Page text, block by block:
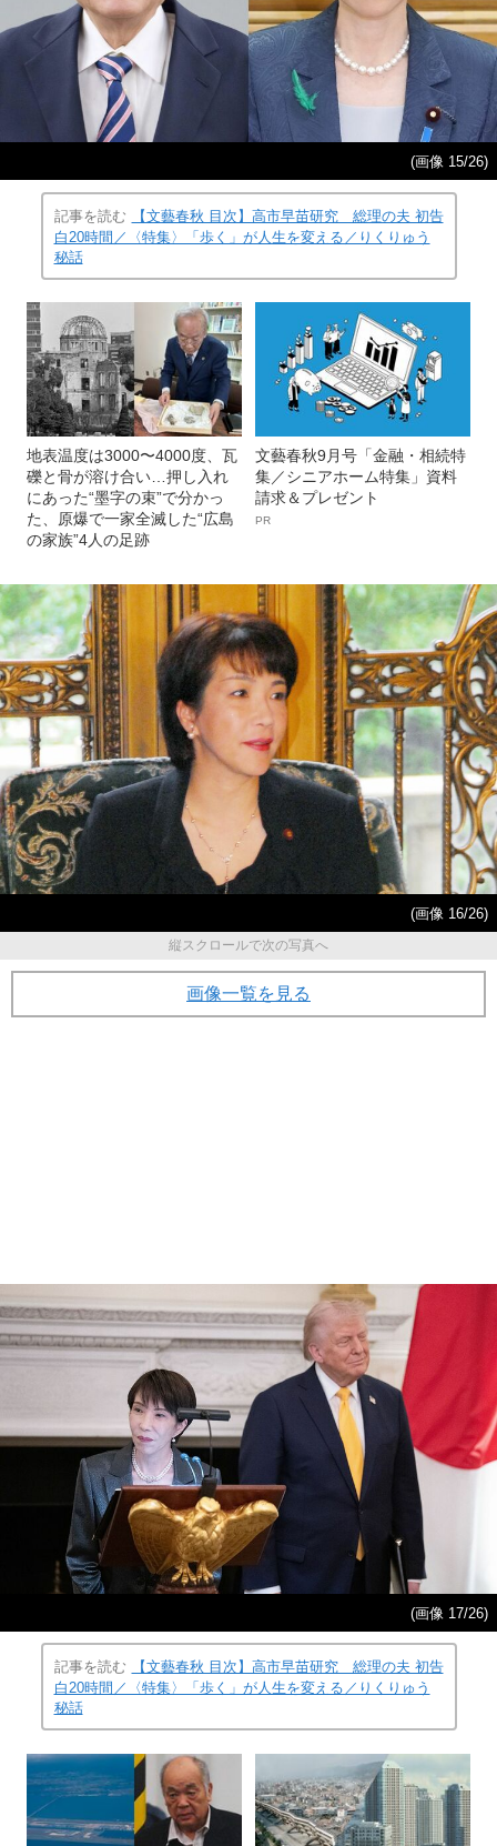
(画像 15/26)
記事を読む
【文藝春秋 目次】高市早苗研究 総理の夫 初告
白20時間／〈特集〉「歩く」が人生を変える／りくりゅう
秘話
地表温度は3000〜4000度、瓦
礫と骨が溶け合い…押し入れ
にあった“墨字の束”で分かっ
た、原爆で一家全滅した“広島
の家族”4人の足跡
文藝春秋9月号「金融・相続特
集／シニアホーム特集」資料
請求＆プレゼント
PR
(画像 16/26)
縦スクロールで次の写真へ
画像一覧を見る
(画像 17/26)
記事を読む
【文藝春秋 目次】高市早苗研究 総理の夫 初告
白20時間／〈特集〉「歩く」が人生を変える／りくりゅう
秘話